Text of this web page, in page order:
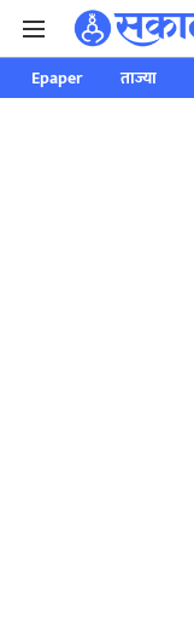
Epaper ताज्या